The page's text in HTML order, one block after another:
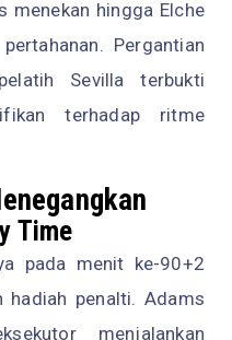
menekan hingga Elche
Pergantian
Sevilla terbukti
terhadap ritme
Time
pada menit ke-90+2
hadiah penalti. Adams
menjalankan